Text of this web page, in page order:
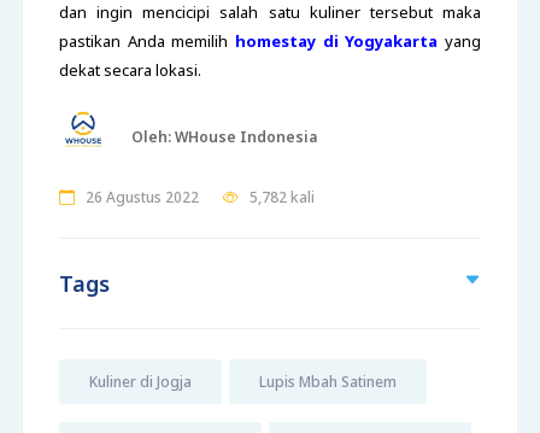
dan ingin mencicipi salah satu kuliner tersebut maka
pastikan Anda memilih homestay di Yogyakartayang
dekat secara lokasi.
Oleh: WHouse Indonesia
26 Agustus 2022 5,782 kali
Tags
Kuliner di Jogja Lupis Mbah Satinem